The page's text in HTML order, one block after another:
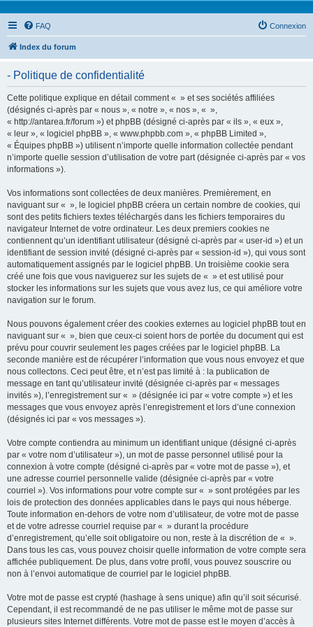
FAQ Connexion
Index du forum
- Politique de confidentialité
Cette politique explique en détail comment « » et ses sociétés affiliées
(désignés ci-après par « nous », « notre », « nos », « »,
« http://antarea.fr/forum ») et phpBB (désigné ci-après par « ils », « eux »,
« leur », « logiciel phpBB », « www.phpbb.com », « phpBB Limited »,
« Équipes phpBB ») utilisent n’importe quelle information collectée pendant
n’importe quelle session d’utilisation de votre part (désignée ci-après par « vos
informations »).
Vos informations sont collectées de deux manières. Premièrement, en
naviguant sur « », le logiciel phpBB créera un certain nombre de cookies, qui
sont des petits fichiers textes téléchargés dans les fichiers temporaires du
navigateur Internet de votre ordinateur. Les deux premiers cookies ne
contiennent qu’un identifiant utilisateur (désigné ci-après par « user-id ») et un
identifiant de session invité (désigné ci-après par « session-id »), qui vous sont
automatiquement assignés par le logiciel phpBB. Un troisième cookie sera
créé une fois que vous naviguerez sur les sujets de « » et est utilisé pour
stocker les informations sur les sujets que vous avez lus, ce qui améliore votre
navigation sur le forum.
Nous pouvons également créer des cookies externes au logiciel phpBB tout en
naviguant sur « », bien que ceux-ci soient hors de portée du document qui est
prévu pour couvrir seulement les pages créées par le logiciel phpBB. La
seconde manière est de récupérer l’information que vous nous envoyez et que
nous collectons. Ceci peut être, et n’est pas limité à : la publication de
message en tant qu’utilisateur invité (désignée ci-après par « messages
invités »), l’enregistrement sur « » (désignée ici par « votre compte ») et les
messages que vous envoyez après l’enregistrement et lors d’une connexion
(désignés ici par « vos messages »).
Votre compte contiendra au minimum un identifiant unique (désigné ci-après
par « votre nom d’utilisateur »), un mot de passe personnel utilisé pour la
connexion à votre compte (désigné ci-après par « votre mot de passe »), et
une adresse courriel personnelle valide (désignée ci-après par « votre
courriel »). Vos informations pour votre compte sur « » sont protégées par les
lois de protection des données applicables dans le pays qui nous héberge.
Toute information en-dehors de votre nom d’utilisateur, de votre mot de passe
et de votre adresse courriel requise par « » durant la procédure
d’enregistrement, qu’elle soit obligatoire ou non, reste à la discrétion de « ».
Dans tous les cas, vous pouvez choisir quelle information de votre compte sera
affichée publiquement. De plus, dans votre profil, vous pouvez souscrire ou
non à l’envoi automatique de courriel par le logiciel phpBB.
Votre mot de passe est crypté (hashage à sens unique) afin qu’il soit sécurisé.
Cependant, il est recommandé de ne pas utiliser le même mot de passe sur
plusieurs sites Internet différents. Votre mot de passe est le moyen d’accès à